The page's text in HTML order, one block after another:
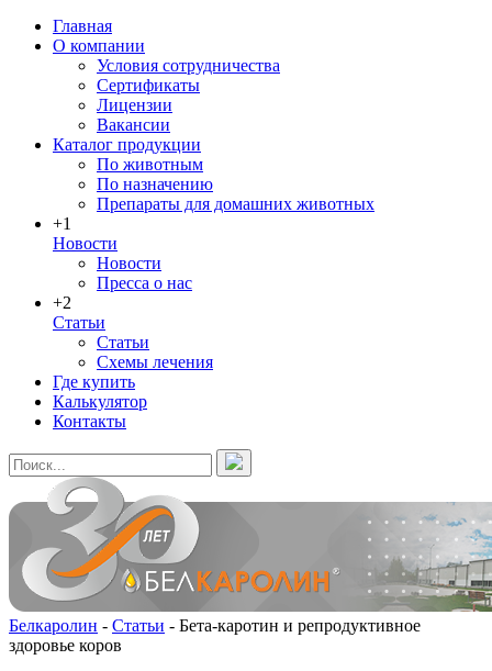
Главная
О компании
Условия сотрудничества
Сертификаты
Лицензии
Вакансии
Каталог продукции
По животным
По назначению
Препараты для домашних животных
+1
Новости
Новости
Пресса о нас
+2
Статьи
Статьи
Схемы лечения
Где купить
Калькулятор
Контакты
Белкаролин - Статьи - Бета-каротин и репродуктивное
здоровье коров